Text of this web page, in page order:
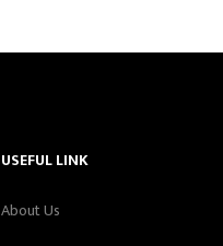
USEFUL LINK
About Us